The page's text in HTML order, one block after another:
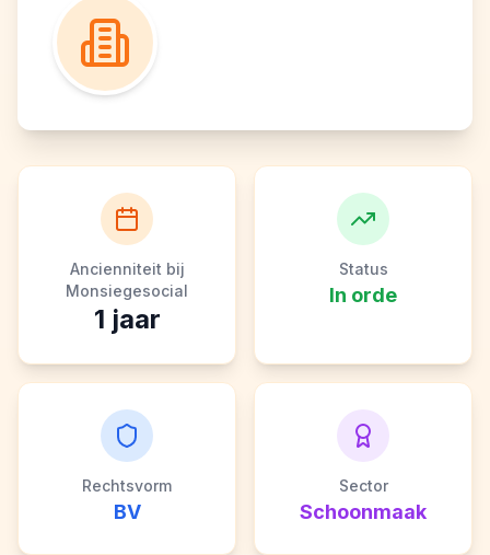
Ancienniteit bij
Monsiegesocial
1 jaar
Status
In orde
Rechtsvorm
BV
Sector
Schoonmaak